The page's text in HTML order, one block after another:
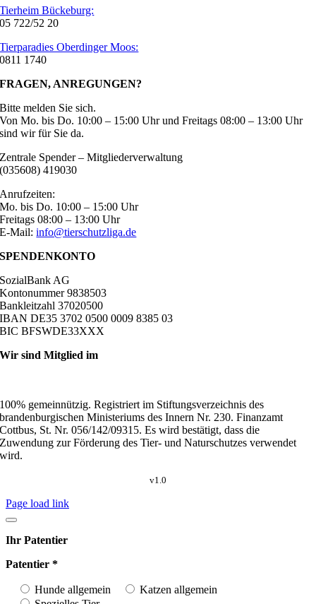
Tierheim Bückeburg:
05 722/52 20
Tierparadies Oberdinger Moos:
0811 1740
FRAGEN, ANREGUNGEN?
Bitte melden Sie sich.
Von Mo. bis Do. 10:00 – 15:00 Uhr und Freitags 08:00 – 13:00 Uhr
sind wir für Sie da.
Zentrale Spender – Mitgliederverwaltung
(035608) 419030
Anrufzeiten:
Mo. bis Do. 10:00 – 15:00 Uhr
Freitags 08:00 – 13:00 Uhr
E-Mail:info@tierschutzliga.de
SPENDENKONTO
SozialBank AG
Kontonummer 9838503
Bankleitzahl 37020500
IBAN DE35 3702 0500 0009 8385 03
BIC BFSWDE33XXX
Wir sind Mitglied im
100% gemeinnützig. Registriert im Stiftungsverzeichnis des
brandenburgischen Ministeriums des Innern Nr. 230. Finanzamt
Cottbus, St. Nr. 056/142/09315. Es wird bestätigt, dass die
Zuwendung zur Förderung des Tier- und Naturschutzes verwendet
wird.
v1.0
Page load link
Ihr Patentier
Patentier *
Hunde allgemein
Katzen allgemein